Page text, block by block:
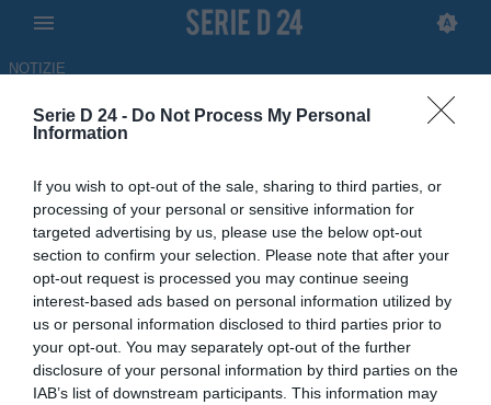
Serie D 24 - Do Not Process My Personal
Information
If you wish to opt-out of the sale, sharing to third parties, or
processing of your personal or sensitive information for
targeted advertising by us, please use the below opt-out
section to confirm your selection. Please note that after your
opt-out request is processed you may continue seeing
interest-based ads based on personal information utilized by
us or personal information disclosed to third parties prior to
your opt-out. You may separately opt-out of the further
disclosure of your personal information by third parties on the
IAB’s list of downstream participants. This information may
NOTIZIE
UniPomezia, interesse per
Adrian Osorio della Maceratese
15.06.2026 12:03 di Redazione
L'UniPomezia continua a sognare in grande. Oltre a Gelonese, il
club punta anche l'attaccante Adrian Osorio della Maceratese